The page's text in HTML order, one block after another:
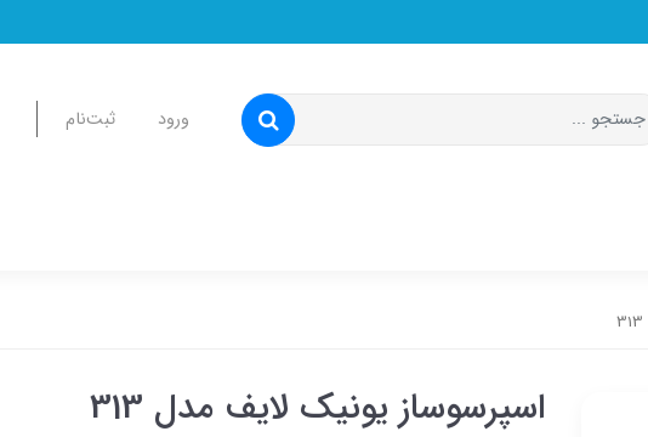
ورود ثبت‌نام
اسپرسوساز یونیک لایف مدل 313